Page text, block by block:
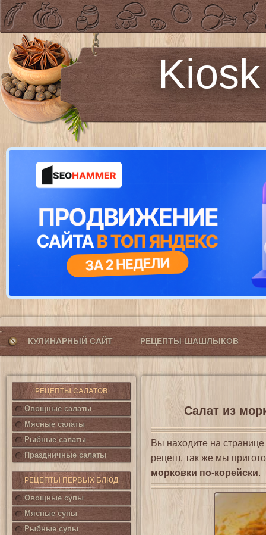
КУЛИНАРНЫЙ САЙТ РЕЦЕПТЫ ШАШЛЫКОВ
РЕЦЕПТЫ САЛАТОВ
Овощные салаты
Мясные салаты
Рыбные салаты
Праздничные салаты
РЕЦЕПТЫ ПЕРВЫХ БЛЮД
Овощные супы
Мясные супы
Рыбные супы
Салат из
Вы находите на странице
рецепт, так же мы
морковки по-корейски.